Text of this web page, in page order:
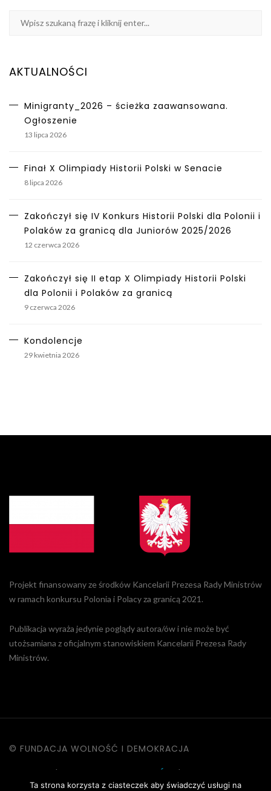
AKTUALNOŚCI
Minigranty_2026 – ścieżka zaawansowana.
Ogłoszenie
13 lipca 2026
Finał X Olimpiady Historii Polski w Senacie
8 lipca 2026
Zakończył się IV Konkurs Historii Polski dla Polonii i
Polaków za granicą dla Juniorów 2025/2026
12 czerwca 2026
Zakończył się II etap X Olimpiady Historii Polski
dla Polonii i Polaków za granicą
9 czerwca 2026
Kondolencje
29 kwietnia 2026
Projekt finansowany ze środków Kancelarii Prezesa Rady Ministrów
w ramach konkursu Polonia i Polacy za granicą 2021.
Publikacja wyraża jedynie poglądy autora/ów i nie może być
utożsamiana z oficjalnym stanowiskiem Kancelarii Prezesa Rady
Ministrów.
© FUNDACJA WOLNOŚĆ I DEMOKRACJA
| POLITYKA PRYWATNOŚCI |
Ta strona korzysta z ciasteczek aby świadczyć usługi na